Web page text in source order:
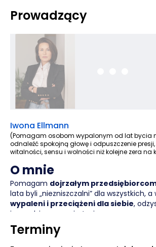
Prowadzący
Iwona Ellmann
(Pomagam osobom wypalonym od lat bycia
odnaleźć spokojną głowę i odpuszczenie
witalności, sensu i wolności niż kolejne zera na
O mnie
Pomagam dojrzałym
lata byli „niezniszczalni” dla wszystkich, a
wypaleni i przeciążeni dla siebie,
i prawdziwą energię życia.
To osoby, które zbudowały swoje firmy,
i niosą ogromną odpowiedzialność — a
że coś w nich samych zanikło. Gdzieś po
Terminy